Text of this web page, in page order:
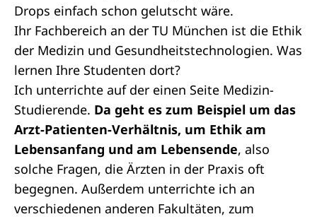
Drops einfach schon gelutscht wäre.
Ihr Fachbereich an der TU München ist die Ethik
der Medizin und Gesundheitstechnologien. Was
lernen Ihre Studenten dort?
Ich unterrichte auf der einen Seite Medizin-
Studierende. Da geht es zum Beispiel um das
Arzt-Patienten-Verhältnis, um Ethik am
Lebensanfang und am Lebensende, also
solche Fragen, die Ärzten in der Praxis oft
begegnen. Außerdem unterrichte ich an
verschiedenen anderen Fakultäten, zum